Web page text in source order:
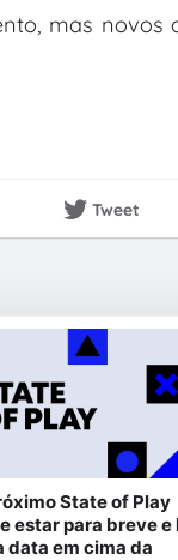
mas novos
Tweet
State of Play
estar para breve e
data em cima da